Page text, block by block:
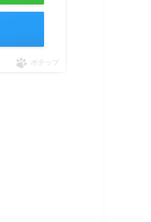
ポチップ